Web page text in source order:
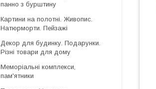
панно з бурштину
Картини на полотні. Живопис.
Натюрморти. Пейзажі
Декор для будинку. Подарунки.
Різні товари для дому
Меморіальні комплекси,
пам'ятники